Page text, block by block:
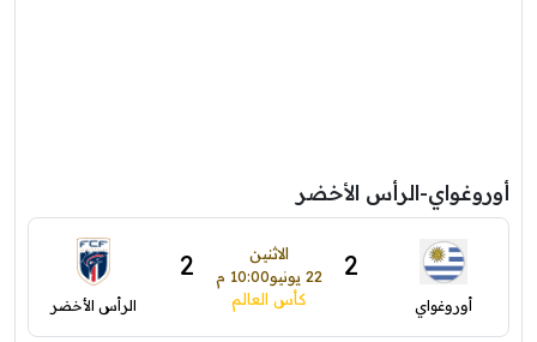
أوروغواي-الرأس الأخضر
أوروغواي
2
الاثنين
22 يونيو
10:00 م 2
كأس العالم الرأس الأخضر